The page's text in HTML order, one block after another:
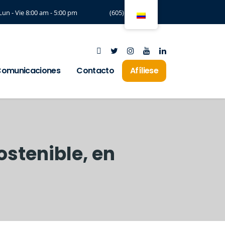
- Vie 8:00 am - 5:00 pm (605) 3294197
Contacto Afíliese
en